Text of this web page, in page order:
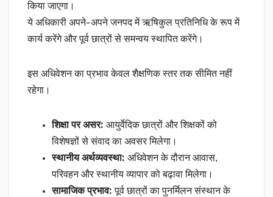
किया जाएगा।
ये अधिकारी अपने-अपने जनपद में ऋषिकुल प्रतिनिधि के रूप में
कार्य करेंगे और पूर्व छात्रों से समन्वय स्थापित करेंगे।
इस अधिवेशन का प्रभाव केवल शैक्षणिक स्तर तक सीमित नहीं
रहेगा।
शिक्षा पर असर: आयुर्वेदिक छात्रों और शिक्षकों को
विशेषज्ञों से संवाद का अवसर मिलेगा।
स्थानीय अर्थव्यवस्था: अधिवेशन के दौरान आवास,
परिवहन और स्थानीय व्यापार को बढ़ावा मिलेगा।
सामाजिक प्रभाव: पूर्व छात्रों का पुनर्मिलन संस्थान के